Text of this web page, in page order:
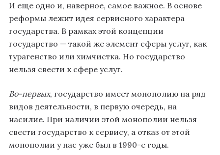
И еще одно и, наверное, самое важное. В основе
реформы лежит идея сервисного характера
государства. В рамках этой концепции
государство — такой же элемент сферы услуг, как
турагенство или химчистка. Но государство
нельзя свести к сфере услуг.
Во-первых, государство имеет монополию на ряд
видов деятельности, в первую очередь, на
насилие. При наличии этой монополии нельзя
свести государство к сервису, а отказ от этой
монополии у нас уже был в 1990-е годы.